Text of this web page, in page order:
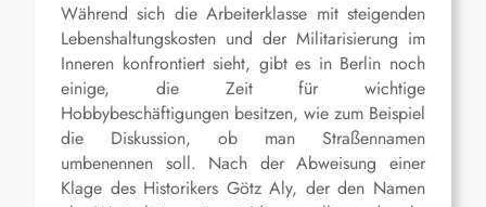
Während sich die Arbeiterklasse mit steigenden
Lebenshaltungskosten und der Militarisierung im
Inneren konfrontiert sieht, gibt es in Berlin noch
einige, die Zeit für wichtige
Hobbybeschäftigungen besitzen, wie zum Beispiel
die Diskussion, ob man Straßennamen
umbenennen soll. Nach der Abweisung einer
Klage des Historikers Götz Aly, der den Namen